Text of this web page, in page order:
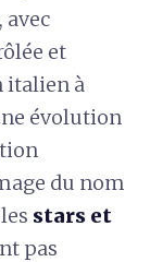
avec
et
italien à
évolution
du nom
stars et
pas